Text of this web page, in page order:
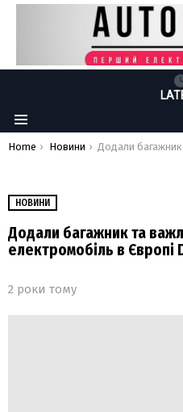
Menu
You are here:
Home Новини Додали багажник та важливі опції: найдешевший електромобіль в Європі Dacia Spring оновили
НОВИНИ
Додали багажник та
електромобіль в
2 роки тому